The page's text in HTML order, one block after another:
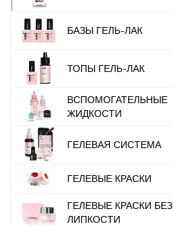
БАЗЫ ГЕЛЬ-ЛАК
ТОПЫ ГЕЛЬ-ЛАК
ВСПОМОГАТЕЛЬНЫЕ
ЖИДКОСТИ
ГЕЛЕВАЯ СИСТЕМА
ГЕЛЕВЫЕ КРАСКИ
ГЕЛЕВЫЕ КРАСКИ БЕЗ
ЛИПКОСТИ